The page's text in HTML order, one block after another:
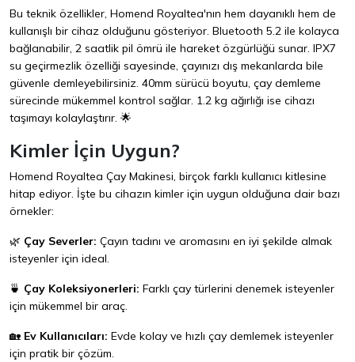
Bu teknik özellikler, Homend Royaltea'nın hem dayanıklı hem de
kullanışlı bir cihaz olduğunu gösteriyor. Bluetooth 5.2 ile kolayca
bağlanabilir, 2 saatlik pil ömrü ile hareket özgürlüğü sunar. IPX7
su geçirmezlik özelliği sayesinde, çayınızı dış mekanlarda bile
güvenle demleyebilirsiniz. 40mm sürücü boyutu, çay demleme
sürecinde mükemmel kontrol sağlar. 1.2 kg ağırlığı ise cihazı
taşımayı kolaylaştırır. 🌟
Kimler İçin Uygun?
Homend Royaltea Çay Makinesi, birçok farklı kullanıcı kitlesine
hitap ediyor. İşte bu cihazın kimler için uygun olduğuna dair bazı
örnekler:
🌿 Çay Severler: Çayın tadını ve aromasını en iyi şekilde almak
isteyenler için ideal.
🍵 Çay Koleksiyonerleri: Farklı çay türlerini denemek isteyenler
için mükemmel bir araç.
🏡 Ev Kullanıcıları: Evde kolay ve hızlı çay demlemek isteyenler
için pratik bir çözüm.